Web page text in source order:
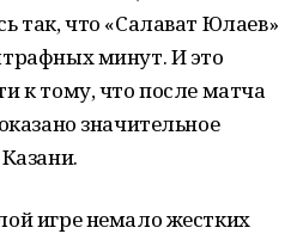
так, что «Салават Юлаев»
минут. И это
к тому, что после матча
значительное
игре немало жестких